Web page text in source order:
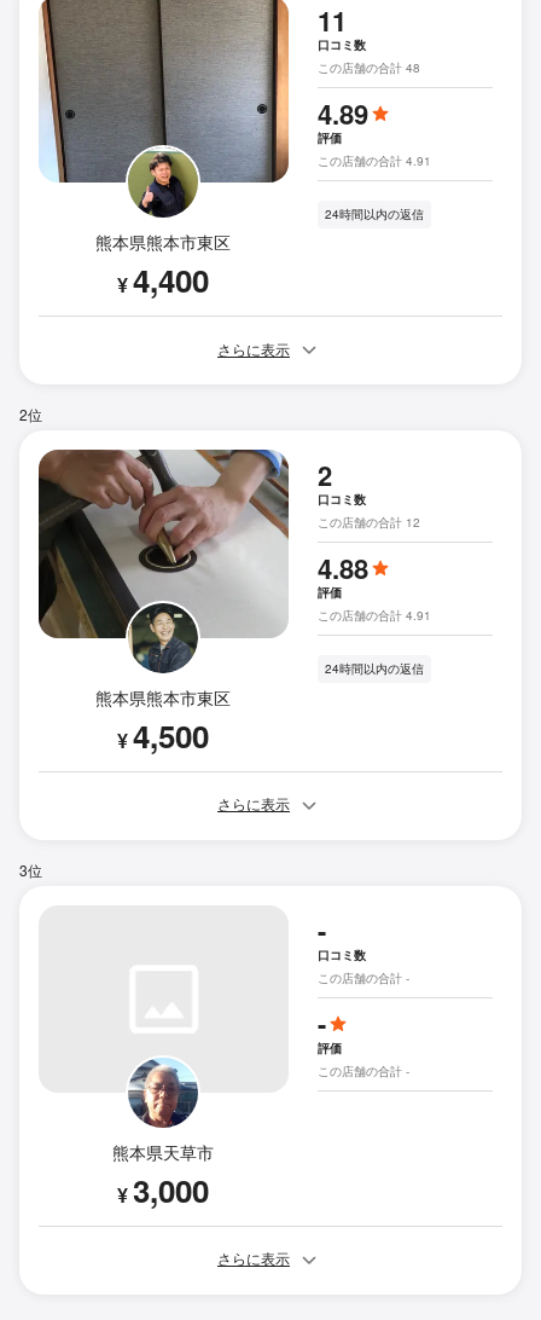
熊本県熊本市東区
¥4,400
11
口コミ数
この店舗の合計 48
4.89
評価
この店舗の合計 4.91
24時間以内の返信
さらに表示
2位
熊本県熊本市東区
¥4,500
2
口コミ数
この店舗の合計 12
4.88
評価
この店舗の合計 4.91
24時間以内の返信
さらに表示
3位
熊本県天草市
¥3,000
-
口コミ数
この店舗の合計 -
-
評価
この店舗の合計 -
さらに表示